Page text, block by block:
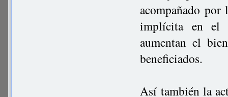
acompañado por
implícita en el
aumentan el
beneficiados.
Así también la